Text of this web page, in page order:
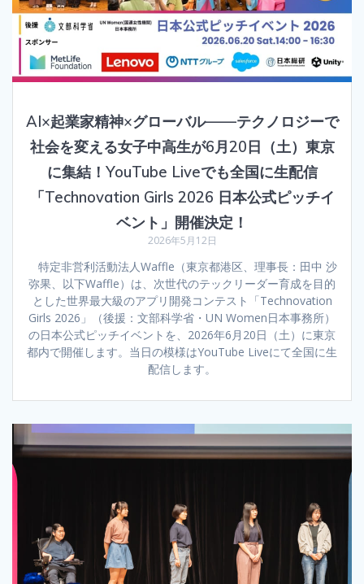
AI×起業家精神×グローバル——テクノロジーで
社会を変える女子中高生が6月20日（土）東京
に集結！YouTube Liveでも全国に生配信
「Technovation Girls 2026 日本公式ピッチイ
ベント」開催決定！
2026年5月12日
特定非営利活動法人Waffle（東京都港区、理事長：田中 沙
弥果、以下Waffle）は、次世代のテックリーダー育成を目的
とした世界最大級のアプリ開発コンテスト「Technovation
Girls 2026」（後援：文部科学省・UN Women日本事務所）
の日本公式ピッチイベントを、2026年6月20日（土）に東京
都内で開催します。当日の模様はYouTube Liveにて全国に生
配信します。